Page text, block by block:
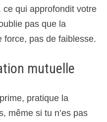
qui approfondit votre
pas que la
force, pas de faiblesse.
mutuelle
pratique la
même si tu n’es pas